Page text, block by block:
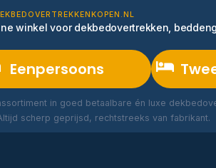
winkel voor dekbedovertrekken,
Eenpersoons
in goed betaalbare én luxe
scherp geprijsd, rechtstreeks van fabrikant.